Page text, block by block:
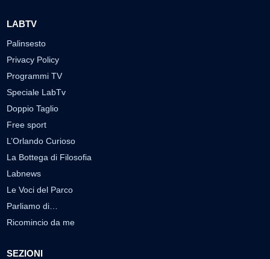
LABTV
Palinsesto
Privacy Policy
Programmi TV
Speciale LabTv
Doppio Taglio
Free sport
L’Orlando Curioso
La Bottega di Filosofia
Labnews
Le Voci del Parco
Parliamo di…
Ricomincio da me
SEZIONI